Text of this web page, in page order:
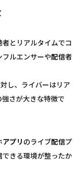
とリアルタイムでコ
ルエンサーや配信者
し、ライバーはリア
さが大きな特徴で
アプリ のライブ配信プ
できる環境が整ったか